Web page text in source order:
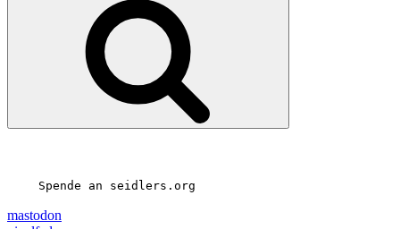
Spende an seidlers.org
mastodon